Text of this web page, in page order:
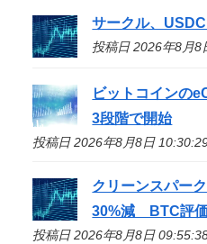
サークル、
投稿日 2026年8月8
ビットコインの
3段階で開始
投稿日 2026年8月8日
クリーンスパー
30%減 BTC評
投稿日 2026年8月8日